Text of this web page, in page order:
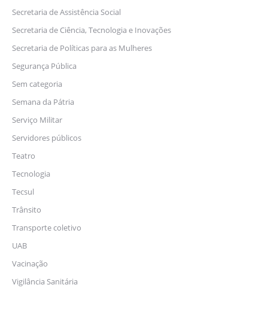
Secretaria de Assistência Social
Secretaria de Ciência, Tecnologia e Inovações
Secretaria de Políticas para as Mulheres
Segurança Pública
Sem categoria
Semana da Pátria
Serviço Militar
Servidores públicos
Teatro
Tecnologia
Tecsul
Trânsito
Transporte coletivo
UAB
Vacinação
Vigilância Sanitária